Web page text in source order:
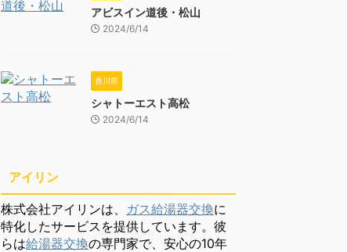
アビスイン道後・松山
2024/6/14
香川県
シャトーエスト高松
2024/6/14
アイリン
株式会社アイリンは、 ガス給湯器交換に
特化したサービスを提供しています。彼
らは給湯器交換の専門家で、安心の10年